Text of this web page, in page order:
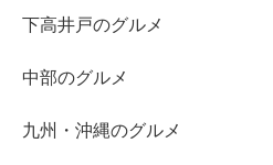
下高井戸のグルメ
中部のグルメ
九州・沖縄のグルメ